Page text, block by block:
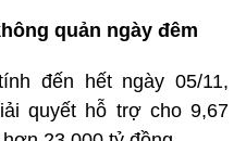
quản ngày đêm
đến hết ngày 05/11,
quyết hỗ trợ cho 9,67